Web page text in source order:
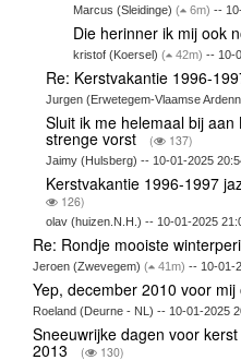
Marcus (Sleidinge)( 6m) --
Die herinner ik mij ook
kristof (Koersel)( 42m) -- 10-
Re: Kerstvakantie 1996-
Jurgen (Erwetegem-Vlaamse
Sluit ik me helemaal bij
strenge vorst ( 137)
Jaimy (Hulsberg) -- 10-01-2025
Kerstvakantie 1996-1997
126)
olav (huizen.N.H.) -- 10-01-2025
Re: Rondje mooiste
Jeroen (Zwevegem) ( 41m) -- 10-01-
Yep, december 2010 voor
Roeland (Deurne - NL) -- 10-01-2025
Sneeuwrijke dagen voor
2013 ( 130)